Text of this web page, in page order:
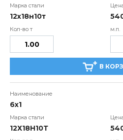
12х18н10т
В
6х1
12Х18Н10Т